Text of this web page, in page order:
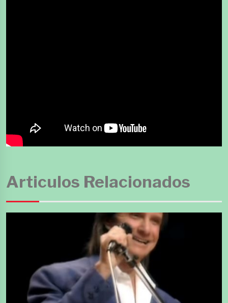
Articulos Relacionados